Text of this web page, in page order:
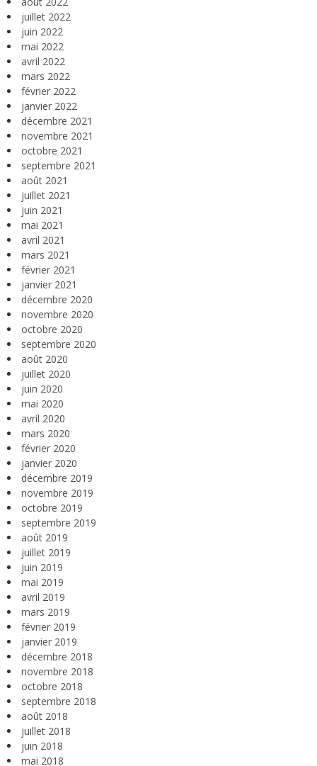
juillet 2022
juin 2022
mai 2022
avril 2022
mars 2022
février 2022
janvier 2022
décembre 2021
novembre 2021
octobre 2021
septembre 2021
août 2021
juillet 2021
juin 2021
mai 2021
avril 2021
mars 2021
février 2021
janvier 2021
décembre 2020
novembre 2020
octobre 2020
septembre 2020
août 2020
juillet 2020
juin 2020
mai 2020
avril 2020
mars 2020
février 2020
janvier 2020
décembre 2019
novembre 2019
octobre 2019
septembre 2019
août 2019
juillet 2019
juin 2019
mai 2019
avril 2019
mars 2019
février 2019
janvier 2019
décembre 2018
novembre 2018
octobre 2018
septembre 2018
août 2018
juillet 2018
juin 2018
mai 2018